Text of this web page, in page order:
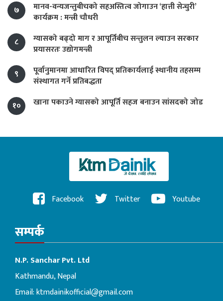
७
मानव-वन्यजन्तुबीचको सहअस्तित्व जोगाउन ‘हात्ती सेन्चुरी’
कार्यक्रम : मन्त्री चौधरी
८
ग्यासको बढ्दो माग र आपूर्तिबीच सन्तुलन ल्याउन सरकार
प्रयासरतः उद्योगमन्त्री
९
पूर्वानुमानमा आधारित विपद् प्रतिकार्यलाई स्थानीय तहसम्म
संस्थागत गर्ने प्रतिबद्धता
१०
खाना पकाउने ग्यासको आपूर्ति सहज बनाउन सांसदको जोड
Facebook Twitter Youtube
सम्पर्क
N.P. Sanchar Pvt. Ltd
Kathmandu, Nepal
Email:ktmdainikofficial@gmail.com